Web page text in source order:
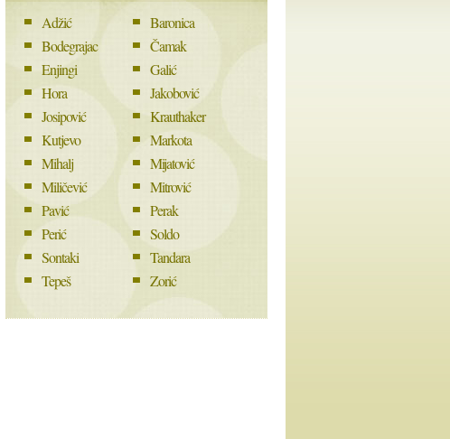
Adžić
Baronica
Bodegrajac
Čamak
Enjingi
Galić
Hora
Jakobović
Josipović
Krauthaker
Kutjevo
Markota
Mihalj
Mijatović
Miličević
Mitrović
Pavić
Perak
Perić
Soldo
Sontaki
Tandara
Tepeš
Zorić